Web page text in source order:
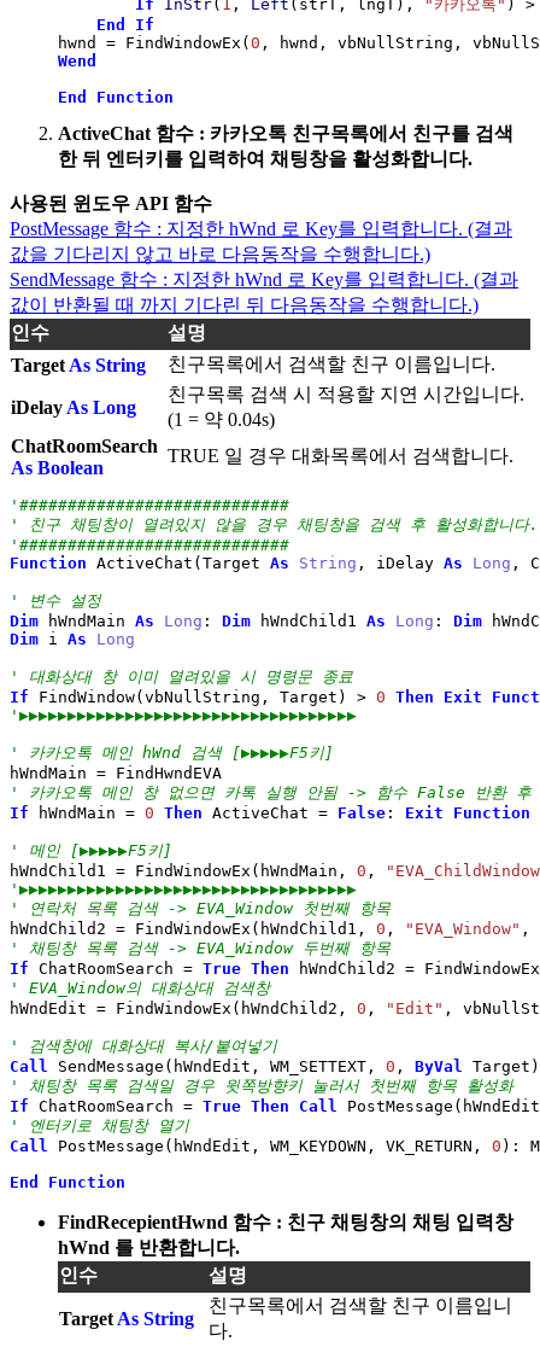
If InStr( 1 , Left ( strT, lngT ) , "카카오톡" )
>
End
If
hwnd = FindWindowEx ( 0 , hwnd, vbNullString,
Wend
End
Function
ActiveChat 함수 : 카카오톡 친구목록에서 친구를 검색
한 뒤 엔터키를 입력하여 채팅창을 활성화합니다.
사용된 윈도우 API 함수
PostMessage 함수 : 지정한 hWnd 로 Key를 입력합니다. (결과
값을 기다리지 않고 바로 다음동작을 수행합니다.)
SendMessage 함수 : 지정한 hWnd 로 Key를 입력합니다. (결과
값이 반환될 때 까지 기다린 뒤 다음동작을 수행합니다.)
인수
설명
Target As String 친구목록에서 검색할 친구 이름입니다.
iDelay As Long
친구목록 검색 시 적용할 지연 시간입니다.
(1 = 약 0.04s)
ChatRoomSearch
As Boolean
TRUE 일 경우 대화목록에서 검색합니다.
'############################
' 친구 채팅창이 열려있지 않을 경우 채팅창을 검색 후 활성화합니다.
'############################
Function ActiveChat ( Target As String , iDelay As Long ,
' 변수 설정
Dim hWndMain As Long : Dim hWndChild1 As Long : Dim
Dim i As Long
' 대화상대 창 이미 열려있을 시 명령문 종료
If FindWindow( vbNullString, Target ) > 0 Then Exit
'▶▶▶▶▶▶▶▶▶▶▶▶▶▶▶▶▶▶▶▶▶▶▶▶▶▶▶▶▶▶▶▶▶▶▶
' 카카오톡 메인 hWnd 검색 [▶▶▶▶▶F5키]
hWndMain =
' 카카오톡 메인 창 없으면 카톡 실행 안됨 -> 함수 False 반환 후
If hWndMain = 0 Then ActiveChat = False : Exit Function
' 메인 [▶▶▶▶▶F5키]
hWndChild1 = FindWindowEx ( hWndMain, 0 ,
'▶▶▶▶▶▶▶▶▶▶▶▶▶▶▶▶▶▶▶▶▶▶▶▶▶▶▶▶▶▶▶▶▶▶▶
' 연락처 목록 검색 -> EVA_Window 첫번째 항목
hWndChild2 = FindWindowEx ( hWndChild1, 0 , "EVA_Window" ,
' 채팅창 목록 검색 -> EVA_Window 두번째 항목
If ChatRoomSearch = True Then hWndChild2 = FindWindowEx
' EVA_Window의 대화상대 검색창
hWndEdit = FindWindowEx ( hWndChild2, 0 , "Edit" ,
' 검색창에 대화상대 복사/붙여넣기
Call SendMessage ( hWndEdit, WM_SETTEXT, 0 , ByVal Target )
' 채팅창 목록 검색일 경우 윗쪽방향키 눌러서 첫번째 항목 활성화
If ChatRoomSearch = True Then Call PostMessage (
' 엔터키로 채팅창 열기
Call PostMessage ( hWndEdit, WM_KEYDOWN, VK_RETURN, 0 ) :
End
Function
FindRecepientHwnd 함수 : 친구 채팅창의 채팅 입력창
hWnd 를 반환합니다.
인수
설명
Target As String
친구목록에서 검색할 친구 이름입니
다.